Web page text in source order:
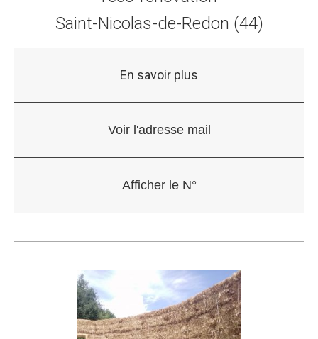
Saint-Nicolas-de-Redon (44)
En savoir plus